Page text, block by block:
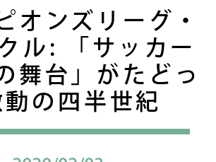
オンズリーグ・
ル: 「サッカー
舞台」がたどっ
動の四半世紀